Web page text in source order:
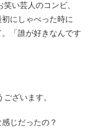
い芸人のコンビ、
にしゃべった時に
。「誰が好きなんです
ざいます。
じだったの？